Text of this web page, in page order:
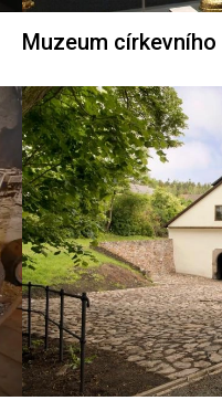
Muzeum